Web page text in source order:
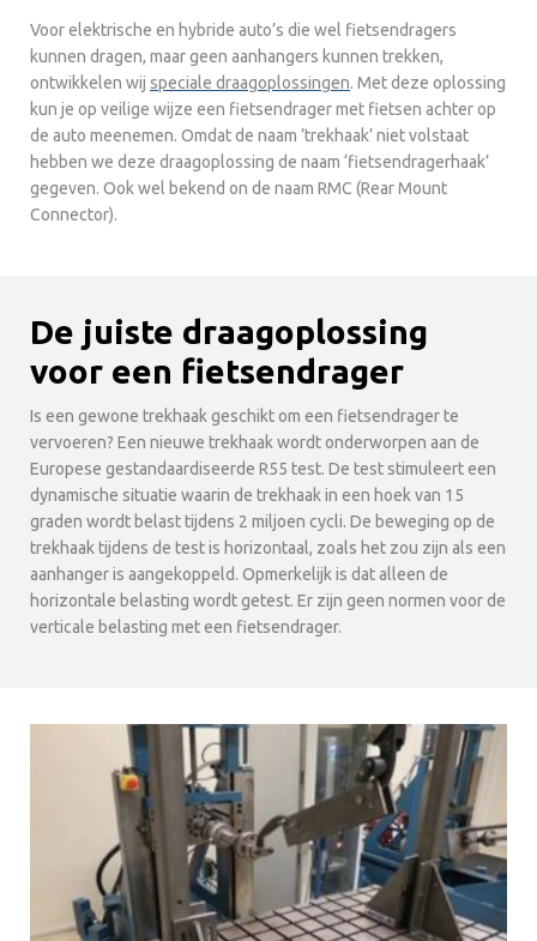
Voor elektrische en hybride auto’s die wel fietsendragers
kunnen dragen, maar geen aanhangers kunnen trekken,
ontwikkelen wij speciale draagoplossingen. Met deze oplossing
kun je op veilige wijze een fietsendrager met fietsen achter op
de auto meenemen. Omdat de naam ’trekhaak’ niet volstaat
hebben we deze draagoplossing de naam ‘fietsendragerhaak’
gegeven. Ook wel bekend on de naam RMC (Rear Mount
Connector).
De juiste draagoplossing
voor een fietsendrager
Is een gewone trekhaak geschikt om een fietsendrager te
vervoeren? Een nieuwe trekhaak wordt onderworpen aan de
Europese gestandaardiseerde R55 test. De test stimuleert een
dynamische situatie waarin de trekhaak in een hoek van 15
graden wordt belast tijdens 2 miljoen cycli. De beweging op de
trekhaak tijdens de test is horizontaal, zoals het zou zijn als een
aanhanger is aangekoppeld. Opmerkelijk is dat alleen de
horizontale belasting wordt getest. Er zijn geen normen voor de
verticale belasting met een fietsendrager.